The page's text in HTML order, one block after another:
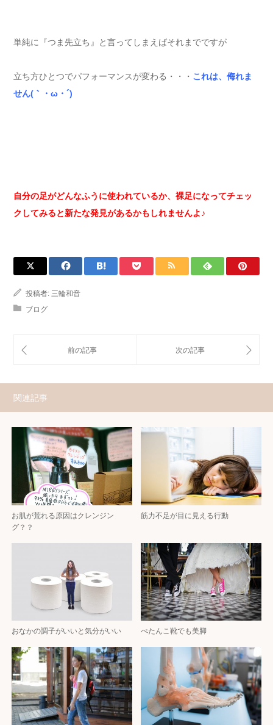
単純に『つま先立ち』と言ってしまえばそれまでですが
立ち方ひとつでパフォーマンスが変わる・・・ これは、侮れま
せん(｀・ω・´)
自分の足がどんなふうに使われているか、裸足になってチェッ
クしてみると新たな発見があるかもしれませんよ♪
投稿者: 三輪和音
ブログ
関連記事
お肌が荒れる原因はクレンジン
グ？？
筋力不足が目に見える行動
おなかの調子がいいと気分がいい ぺたんこ靴でも美脚